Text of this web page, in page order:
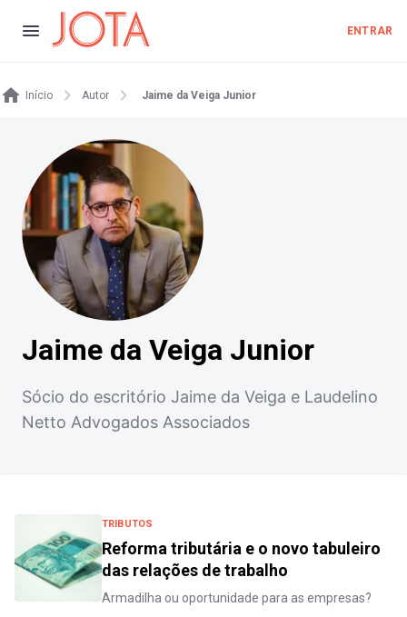
ENTRAR
Início Autor Jaime da Veiga Junior
Jaime da Veiga Junior
Sócio do escritório Jaime da Veiga e Laudelino
Netto Advogados Associados
TRIBUTOS
Reforma tributária e o novo tabuleiro
das relações de trabalho
Armadilha ou oportunidade para as empresas?